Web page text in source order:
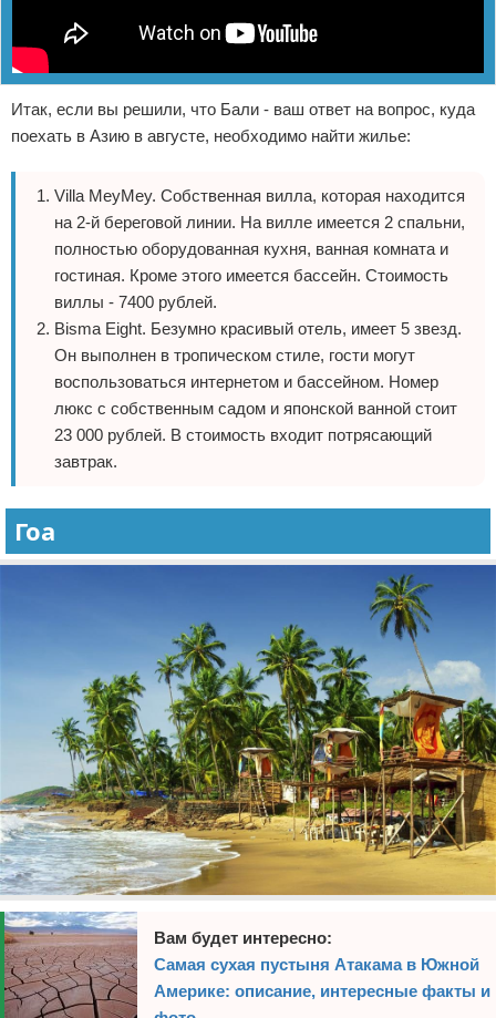
Итак, если вы решили, что Бали - ваш ответ на вопрос, куда
поехать в Азию в августе, необходимо найти жилье:
Villa MeyMey. Собственная вилла, которая находится
на 2-й береговой линии. На вилле имеется 2 спальни,
полностью оборудованная кухня, ванная комната и
гостиная. Кроме этого имеется бассейн. Стоимость
виллы - 7400 рублей.
Bisma Eight. Безумно красивый отель, имеет 5 звезд.
Он выполнен в тропическом стиле, гости могут
воспользоваться интернетом и бассейном. Номер
люкс с собственным садом и японской ванной стоит
23 000 рублей. В стоимость входит потрясающий
завтрак.
Гоа
Вам будет интересно:
Самая сухая пустыня Атакама в Южной
Америке: описание, интересные факты и